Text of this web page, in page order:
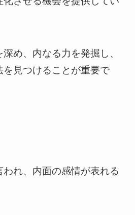
め、内なる力を発掘し、
を見つけることが重要で
われ、内面の感情が表れる